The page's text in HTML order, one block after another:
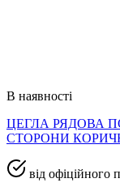
В наявності
ЦЕГЛА РЯДОВА
СТОРОНИ
від офіційного